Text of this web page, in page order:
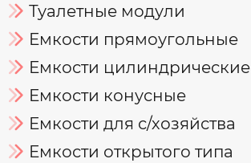
Туалетные модули
Емкости прямоугольные
Емкости цилиндрические
Емкости конусные
Емкости для с/хозяйства
Емкости открытого типа